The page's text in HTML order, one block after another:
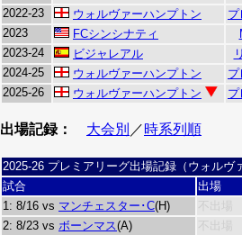
2022-23
ウォルヴァーハンプトン プ
2023
FCシンシナティ
2023-24
ビジャレアル
2024-25
ウォルヴァーハンプトン プ
2025-26
ウォルヴァーハンプトン プ
出場記録： 大会別 ／時系列順
2025-26 プレミアリーグ出場記録（ウォルヴ
試合
出場
1: 8/16 vs マンチェスター･C(H) 不出場
2: 8/23 vs ボーンマス(A) 不出場